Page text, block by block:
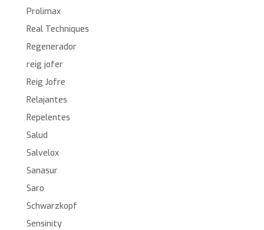
Prolimax
Real Techniques
Regenerador
reig jofer
Reig Jofre
Relajantes
Repelentes
Salud
Salvelox
Sanasur
Saro
Schwarzkopf
Sensinity